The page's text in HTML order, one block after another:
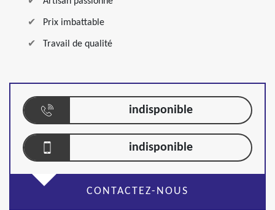
Prix imbattable
Travail de qualité
indisponible
indisponible
CONTACTEZ-NOUS